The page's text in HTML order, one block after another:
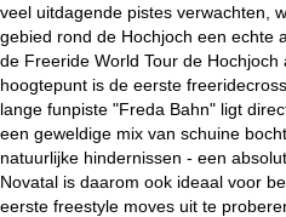
veel uitdagende pistes verwachten,
gebied rond de Hochjoch een echte
de Freeride World Tour de
hoogtepunt is de eerste
lange funpiste "Freda Bahn" ligt
een geweldige mix van schuine
natuurlijke hindernissen - een
Novatal is daarom ook ideaal voor
eerste freestyle moves uit te